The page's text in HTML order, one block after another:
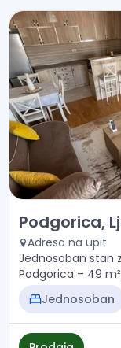
Prodaja - Stan
Podgorica,
Adresa na upit
Jednosoban stan
Podgorica – 49
142.000 €
Jednosoban